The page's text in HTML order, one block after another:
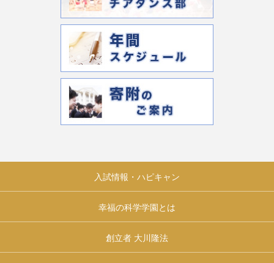
入試情報・ハピキャン
幸福の科学学園とは
創立者 大川隆法